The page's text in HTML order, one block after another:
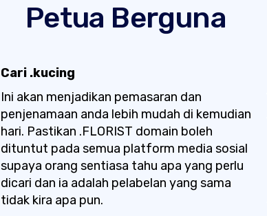
Petua Berguna
Cari .kucing
Ini akan menjadikan pemasaran dan
penjenamaan anda lebih mudah di kemudian
hari. Pastikan .FLORIST domain boleh
dituntut pada semua platform media sosial
supaya orang sentiasa tahu apa yang perlu
dicari dan ia adalah pelabelan yang sama
tidak kira apa pun.